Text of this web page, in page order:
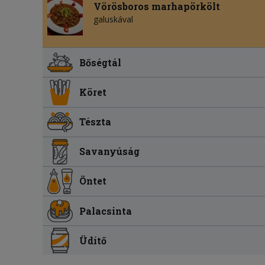
Vörösboros marhapörkölt
galuskával
Bőségtál
Köret
Tészta
Savanyúság
Öntet
Palacsinta
Üdítő